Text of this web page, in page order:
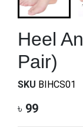
Heel
Pair)
SKU BIHCS01
৳ 99